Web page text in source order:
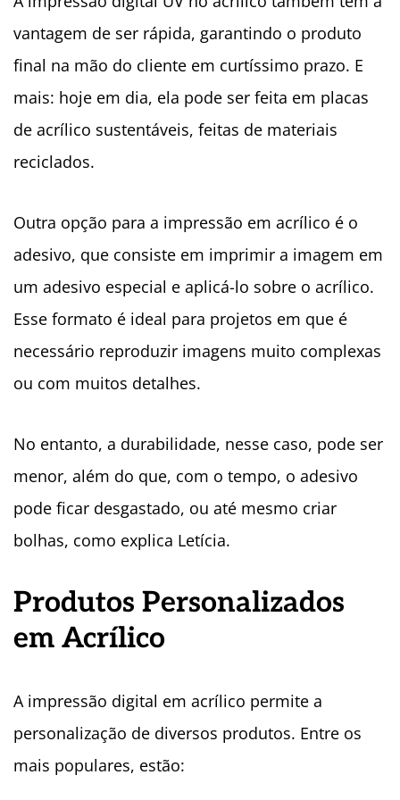
vantagem de ser rápida, garantindo o produto
final na mão do cliente em curtíssimo prazo. E
mais: hoje em dia, ela pode ser feita em placas
de acrílico sustentáveis, feitas de materiais
reciclados.
Outra opção para a impressão em acrílico é o
adesivo, que consiste em imprimir a imagem em
um adesivo especial e aplicá-lo sobre o acrílico.
Esse formato é ideal para projetos em que é
necessário reproduzir imagens muito complexas
ou com muitos detalhes.
No entanto, a durabilidade, nesse caso, pode ser
menor, além do que, com o tempo, o adesivo
pode ficar desgastado, ou até mesmo criar
bolhas, como explica Letícia.
Produtos Personalizados
em Acrílico
A impressão digital em acrílico permite a
personalização de diversos produtos. Entre os
mais populares, estão: